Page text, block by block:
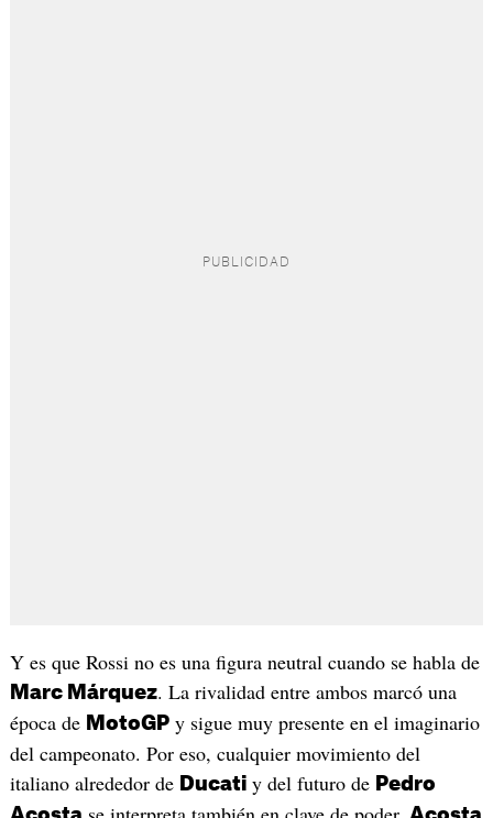
Y es que Rossi no es una figura neutral cuando se habla de
Marc Márquez. La rivalidad entre ambos marcó una
época de MotoGPy sigue muy presente en el imaginario
del campeonato. Por eso, cualquier movimiento del
italiano alrededor de Ducatiy del futuro de Pedro